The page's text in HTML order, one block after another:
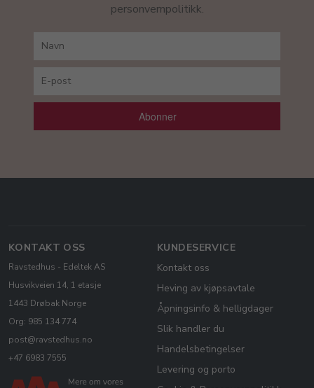
personvernpolitikk.
Abonner
KONTAKT OSS
Ravstedhus - Edeltek AS
Husvikveien 14, 1 etasje
1443 Drøbak Norge
Org: 985 134 774
post@ravstedhus.no
+47 6983 7555
KUNDESERVICE
Kontakt oss
Heving av kjøpsavtale
Åpningsinfo & helligdager
Slik handler du
Handelsbetingelser
Levering og porto